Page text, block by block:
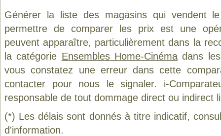
Générer la liste des magasins qui vendent
permettre de comparer les prix est une
peuvent apparaître, particulièrement dans la
la catégorie Ensembles Home-Cinémadans les
vous constatez une erreur dans cette
contacter pour nous le signaler. i-
responsable de tout dommage direct ou indirect
(*) Les délais sont donnés à titre indicatif,
d'information.